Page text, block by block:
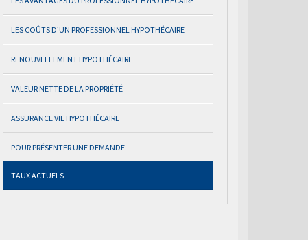
LES COÛTS D’UN PROFESSIONNEL HYPOTHÉCAIRE
RENOUVELLEMENT HYPOTHÉCAIRE
VALEUR NETTE DE LA PROPRIÉTÉ
ASSURANCE VIE HYPOTHÉCAIRE
POUR PRÉSENTER UNE DEMANDE
TAUX ACTUELS